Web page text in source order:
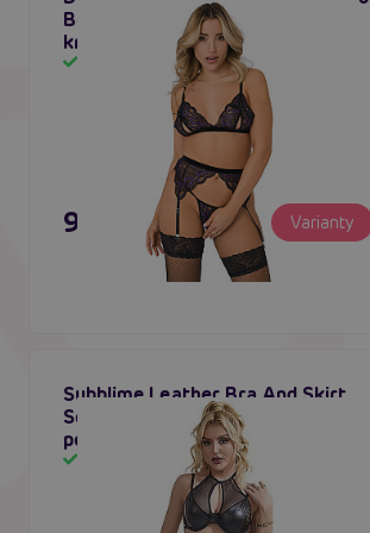
Bow Set Open Crotch (Purple),
krajkový set s podvazky
995 Kč Varianty
Subblime Leather Bra And Skirt
Set (Black), kožený komplet s
podvazky